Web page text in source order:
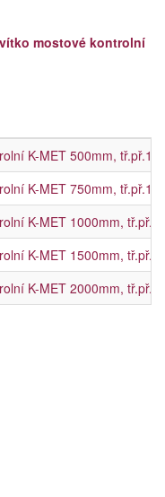
mostové kontrolní
K-MET 500mm, tř.př.1,
K-MET 750mm, tř.př.1,
K-MET 1000mm,
K-MET 1500mm,
K-MET 2000mm,